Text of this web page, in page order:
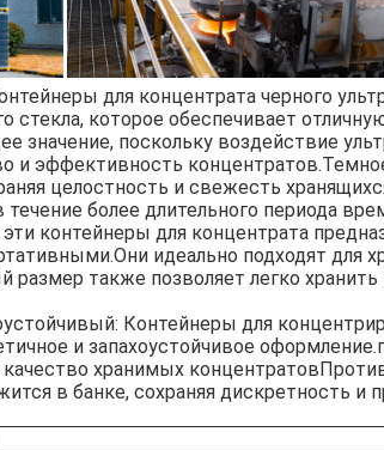
для концентрата черного
стекла, которое обеспечивает
значение, поскольку воздействие
и эффективность
целостность и свежесть
более длительного периода
контейнеры для концентрата
идеально подходят для
также позволяет легко хранить
Контейнеры для
и запахоустойчивое
качество хранимых
в банке, сохраняя дискретность и